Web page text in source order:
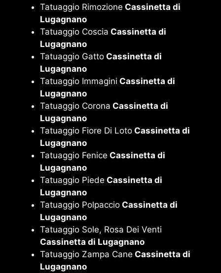
Tatuaggio Rimozione Cassinetta di
Lugagnano
Tatuaggio Coscia Cassinetta di
Lugagnano
Tatuaggio Gatto Cassinetta di
Lugagnano
Tatuaggio Immagini Cassinetta di
Lugagnano
Tatuaggio Corona Cassinetta di
Lugagnano
Tatuaggio Fiore Di Loto Cassinetta di
Lugagnano
Tatuaggio Fenice Cassinetta di
Lugagnano
Tatuaggio Piede Cassinetta di
Lugagnano
Tatuaggio Polpaccio Cassinetta di
Lugagnano
Tatuaggio Sole, Rosa Dei Venti
Cassinetta di Lugagnano
Tatuaggio Zampa Cane Cassinetta di
Lugagnano